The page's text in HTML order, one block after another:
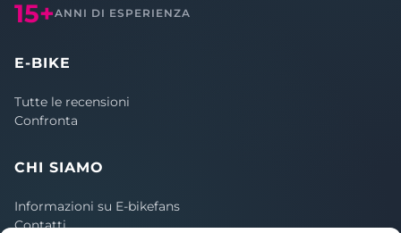
15+ANNI DI ESPERIENZA
E-BIKE
Tutte le recensioni
Confronta
CHI SIAMO
Informazioni su E-bikefans
Contatti